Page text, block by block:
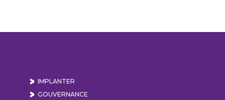
IMPLANTER
GOUVERNANCE